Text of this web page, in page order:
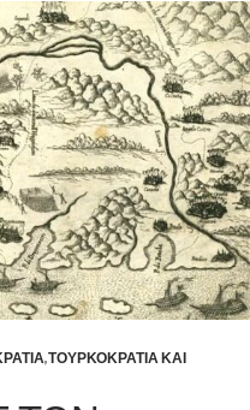
,ΤΟΥΡΚΟΚΡΑΤΙΑ ΚΑΙ